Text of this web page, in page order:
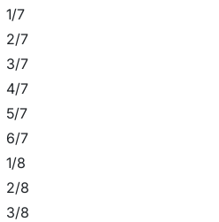
1/7
2/7
3/7
4/7
5/7
6/7
1/8
2/8
3/8